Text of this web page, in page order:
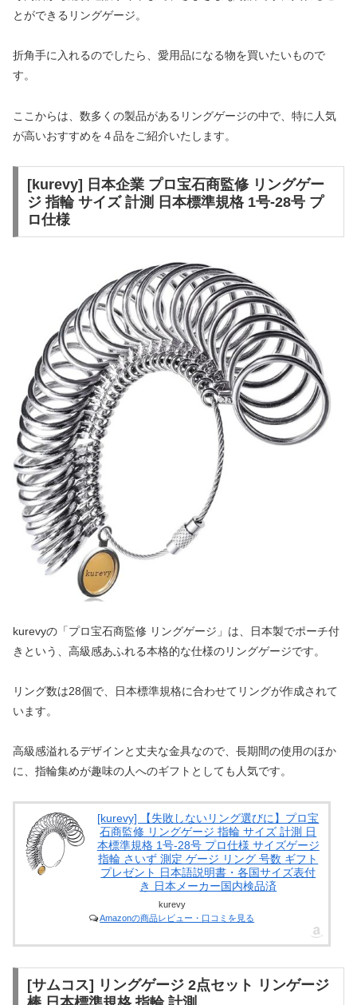
とができるリングゲージ。
折角手に入れるのでしたら、愛用品になる物を買いたいもので
す。
ここからは、数多くの製品があるリングゲージの中で、特に人気
が高いおすすめを４品をご紹介いたします。
[kurevy] 日本企業 プロ宝石商監修 リングゲー
ジ 指輪 サイズ 計測 日本標準規格 1号-28号 プ
ロ仕様
kurevyの「プロ宝石商監修 リングゲージ」は、日本製でポーチ付
きという、高級感あふれる本格的な仕様のリングゲージです。
リング数は28個で、日本標準規格に合わせてリングが作成されて
います。
高級感溢れるデザインと丈夫な金具なので、長期間の使用のほか
に、指輪集めが趣味の人へのギフトとしても人気です。
[kurevy] 【失敗しないリング選びに】プロ宝
石商監修 リングゲージ 指輪 サイズ 計測 日
本標準規格 1号-28号 プロ仕様 サイズゲージ
指輪 さいず 測定 ゲージ リング 号数 ギフト
プレゼント 日本語説明書・各国サイズ表付
き 日本メーカー国内検品済
kurevy
Amazonの商品レビュー・口コミを見る
[サムコス] リングゲージ 2点セット リンゲージ